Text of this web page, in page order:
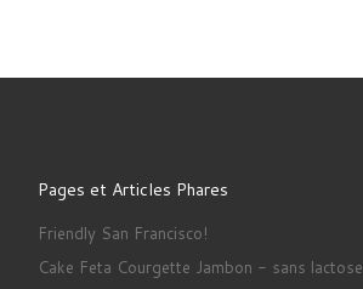
Pages et Articles Phares
Friendly San Francisco!
Cake Feta Courgette Jambon - sans lactose